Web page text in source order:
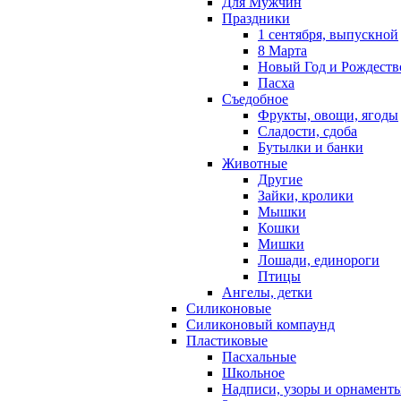
Праздники
1 сентября, выпускной
8 Марта
Новый Год и
Пасха
Съедобное
Фрукты, овощи, ягоды
Сладости, сдоба
Бутылки и банки
Животные
Другие
Зайки, кролики
Мышки
Кошки
Мишки
Лошади, единороги
Птицы
Ангелы, детки
Силиконовые
Силиконовый компаунд
Пластиковые
Пасхальные
Школьное
Надписи, узоры и